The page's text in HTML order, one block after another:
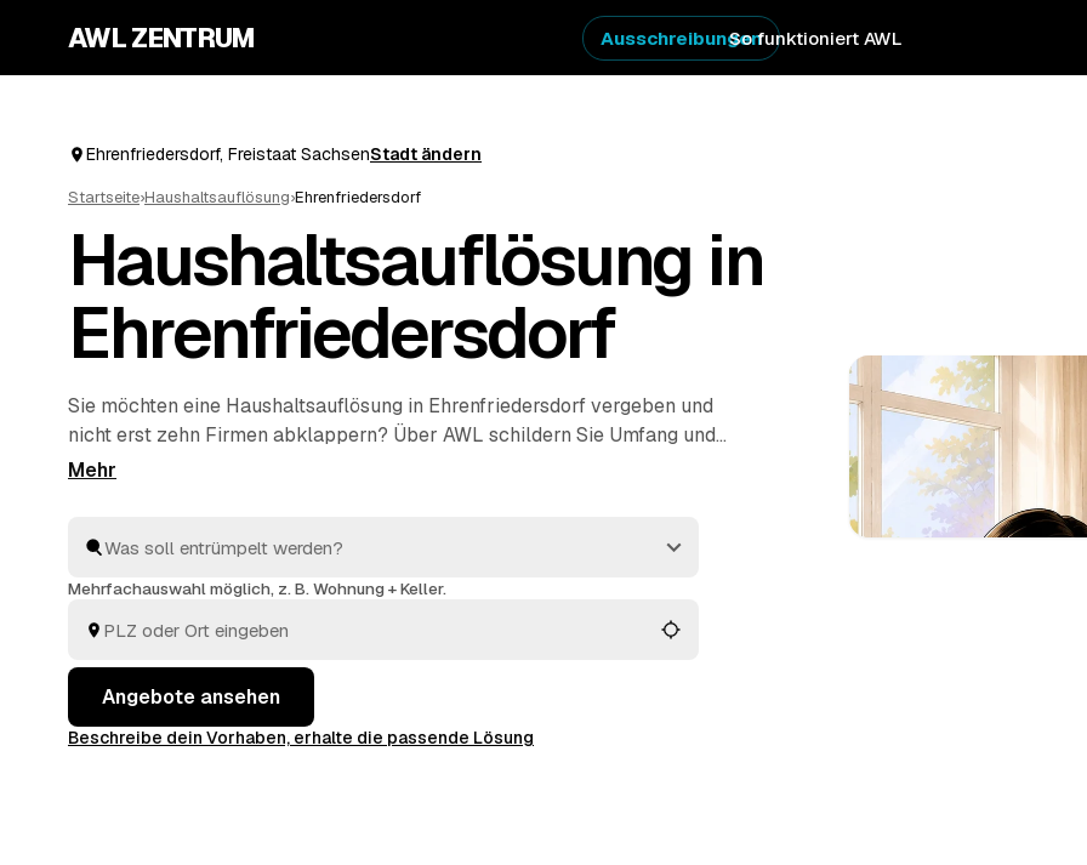
AWL ZENTRUM So funktioniert AWL
Ausschreibungen
Ehrenfriedersdorf, Freistaat SachsenStadt ändern
Startseite›Haushaltsauflösung›Ehrenfriedersdorf
Haushaltsauflösung in
Ehrenfriedersdorf
Sie möchten eine Haushaltsauflösung in Ehrenfriedersdorf vergeben und
nicht erst zehn Firmen abklappern? Über AWL schildern Sie Umfang und
Objekt einmal und erhalten mehrere Festpreis-Angebote geprüfter
Entsorgung – verwertbarer Nachlass wie Möbel oder Antiquitäten wird
dabei angerechnet. Das spart Zeit und macht die Preise in Ehrenfriedersdorf
Mehrfachauswahl möglich, z. B. Wohnung + Keller.
Angebote ansehen
Beschreibe dein Vorhaben, erhalte die passende Lösung